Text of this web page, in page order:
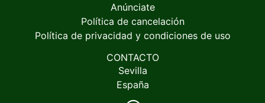
Anúnciate
Política de cancelación
Política de privacidad y condiciones de uso
CONTACTO
Sevilla
España